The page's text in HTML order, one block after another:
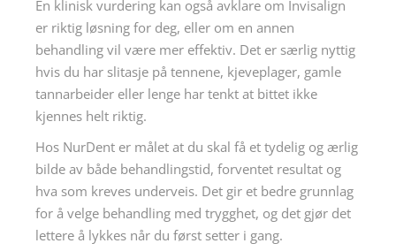
En klinisk vurdering kan også avklare om Invisalign
er riktig løsning for deg, eller om en annen
behandling vil være mer effektiv. Det er særlig nyttig
hvis du har slitasje på tennene, kjeveplager, gamle
tannarbeider eller lenge har tenkt at bittet ikke
kjennes helt riktig.
Hos NurDent er målet at du skal få et tydelig og ærlig
bilde av både behandlingstid, forventet resultat og
hva som kreves underveis. Det gir et bedre grunnlag
for å velge behandling med trygghet, og det gjør det
lettere å lykkes når du først setter i gang.